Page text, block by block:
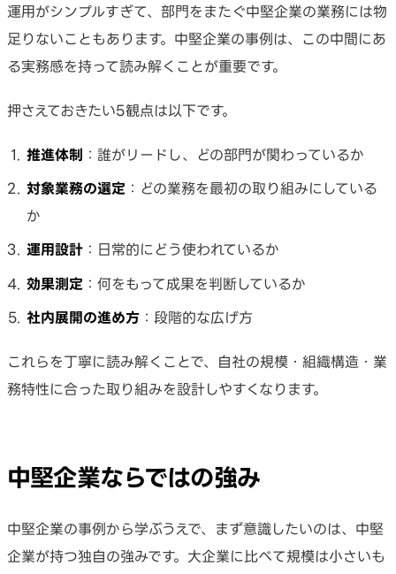
運用がシンプルすぎて、部門をまたぐ中堅企業の業務には物
足りないこともあります。中堅企業の事例は、この中間にあ
る実務感を持って読み解くことが重要です。
押さえておきたい5観点は以下です。
推進体制 ：誰がリードし、どの部門が関わっているか
対象業務の選定 ：どの業務を最初の取り組みにしている
か
運用設計 ：日常的にどう使われているか
効果測定 ：何をもって成果を判断しているか
社内展開の進め方 ：段階的な広げ方
これらを丁寧に読み解くことで、自社の規模・組織構造・業
務特性に合った取り組みを設計しやすくなります。
中堅企業ならではの強み
中堅企業の事例から学ぶうえで、まず意識したいのは、中堅
企業が持つ独自の強みです。大企業に比べて規模は小さいも